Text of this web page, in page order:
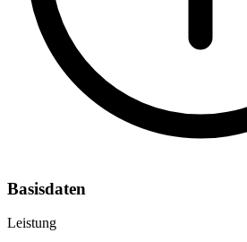
Basisdaten
Leistung